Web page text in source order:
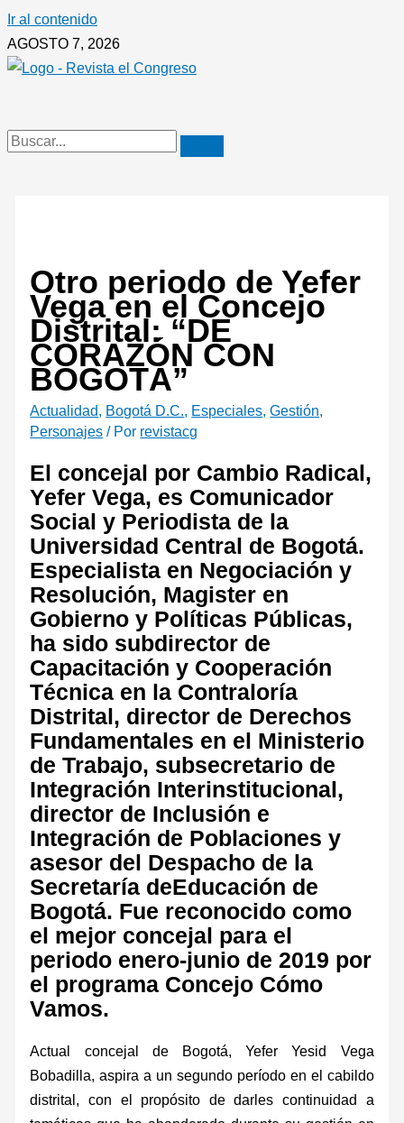
Ir al contenido
AGOSTO 7, 2026
Otro periodo de Yefer
Vega en el Concejo
Distrital: “DE
CORAZÓN CON
BOGOTÁ”
Actualidad, Bogotá D.C., Especiales,Gestión,
Personajes / Por revistacg
El concejal por Cambio Radical,
Yefer Vega, es Comunicador
Social y Periodista de la
Universidad Central de Bogotá.
Especialista en Negociación y
Resolución, Magister en
Gobierno y Políticas Públicas,
ha sido subdirector de
Capacitación y Cooperación
Técnica en la Contraloría
Distrital, director de Derechos
Fundamentales en el Ministerio
de Trabajo, subsecretario de
Integración Interinstitucional,
director de Inclusión e
Integración de Poblaciones y
asesor del Despacho de la
Secretaría deEducación de
Bogotá. Fue reconocido como
el mejor concejal para el
periodo enero-junio de 2019 por
el programa Concejo Cómo
Vamos.
Actual concejal de Bogotá, Yefer Yesid Vega
Bobadilla, aspira a un segundo período en el cabildo
distrital, con el propósito de darles continuidad a